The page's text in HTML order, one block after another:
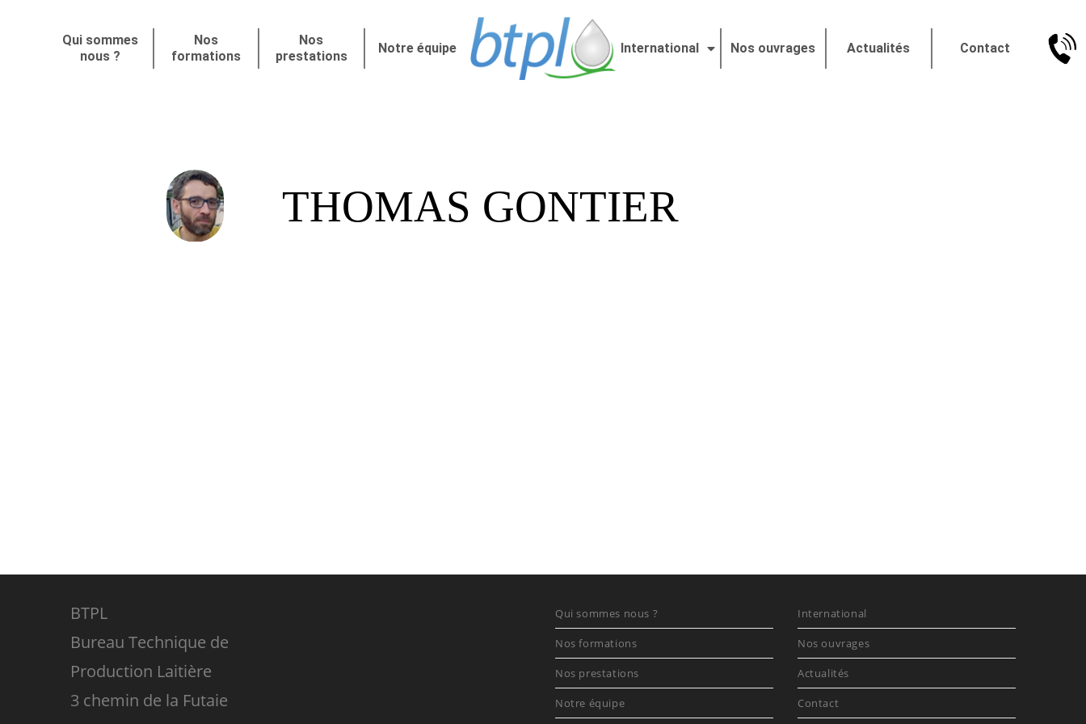
Qui sommes
nous ?
Nos
formations
Nos
prestations
Notre équipe International Nos ouvrages Actualités Contact
THOMAS GONTIER
BTPL
Bureau Technique de
Production Laitière
3 chemin de la Futaie
Qui sommes nous ?
Nos formations
Nos prestations
Notre équipe
International
Nos ouvrages
Actualités
Contact